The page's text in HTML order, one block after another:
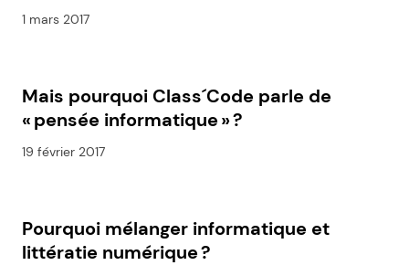
1 mars 2017
Mais pourquoi Class´Code parle de
« pensée informatique » ?
19 février 2017
Pourquoi mélanger informatique et
littératie numérique ?